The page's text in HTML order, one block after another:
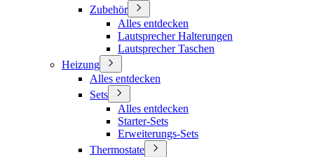
Zubehör
Alles entdecken
Lautsprecher Halterungen
Lautsprecher Taschen
Heizung
Alles entdecken
Sets
Alles entdecken
Starter-Sets
Erweiterungs-Sets
Thermostate